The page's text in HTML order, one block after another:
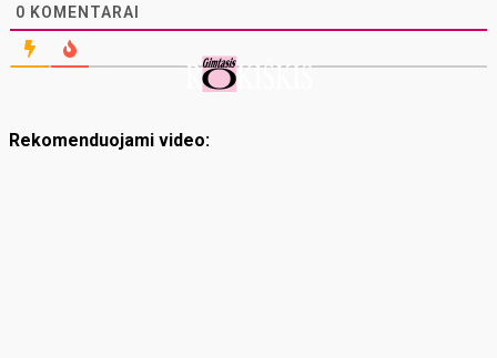
0 KOMENTARAI
Rekomenduojami video: